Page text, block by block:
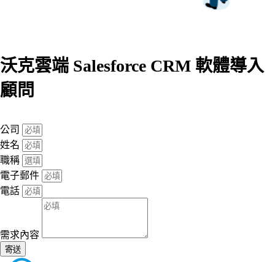
沃克雲端 Salesforce CRM 軟體導入
顧問
公司
姓名
職稱
電子郵件
電話
需求內容
寄送